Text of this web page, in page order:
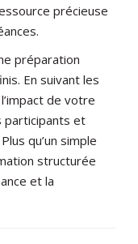
précieuse
préparation
En suivant les
de votre
participants et
qu’un simple
structurée
et la